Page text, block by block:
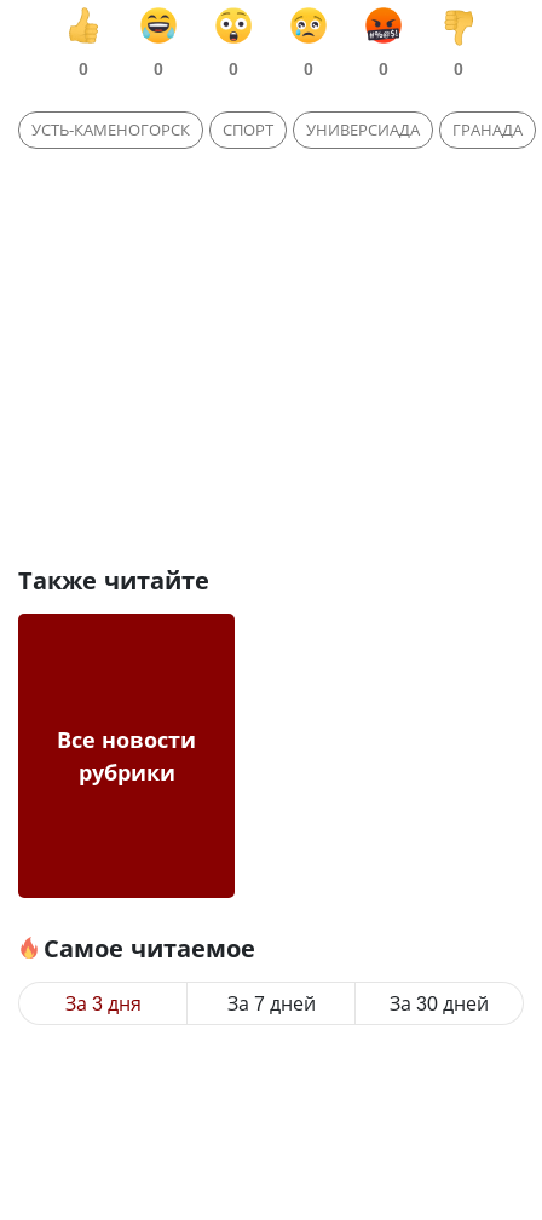
0 0 0 0 0 0
УСТЬ-КАМЕНОГОРСК СПОРТ УНИВЕРСИАДА ГРАНАДА
Также читайте
Все новости
рубрики
Самое читаемое
За 3 дня За 7 дней За 30 дней